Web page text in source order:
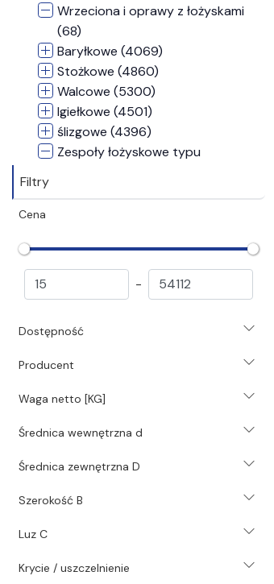
Wrzeciona i oprawy z łożyskami
(68)
Baryłkowe (4069)
Stożkowe (4860)
Walcowe (5300)
Igiełkowe (4501)
ślizgowe (4396)
Zespoły łożyskowe typu
Nośne (381)
Popychaczy (433)
Pasy i koła pasowe (23206)
Koła zębate i listwy zębate (826)
Sprzęgła (6047)
Technika liniowa (8528)
Silniki i akcesoria silnikowe (144)
Chemia przemysłowa (1472)
Narzędzia (1827)
Świece (203)
Filtry
Cena
-
Dostępność
Producent
Waga netto [KG]
Średnica wewnętrzna d
Średnica zewnętrzna D
Szerokość B
Luz C
Krycie / uszczelnienie